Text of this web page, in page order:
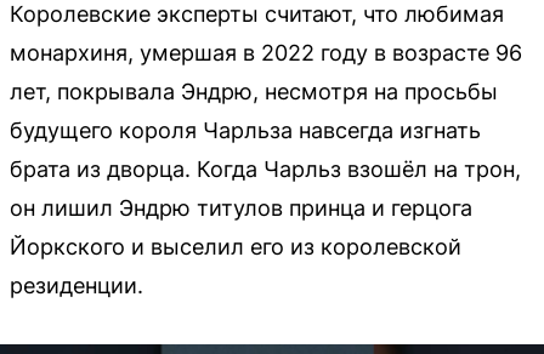
Королевские эксперты считают, что любимая
монархиня, умершая в 2022 году в возрасте 96
лет, покрывала Эндрю, несмотря на просьбы
будущего короля Чарльза навсегда изгнать
брата из дворца. Когда Чарльз взошёл на трон,
он лишил Эндрю титулов принца и герцога
Йоркского и выселил его из королевской
резиденции.